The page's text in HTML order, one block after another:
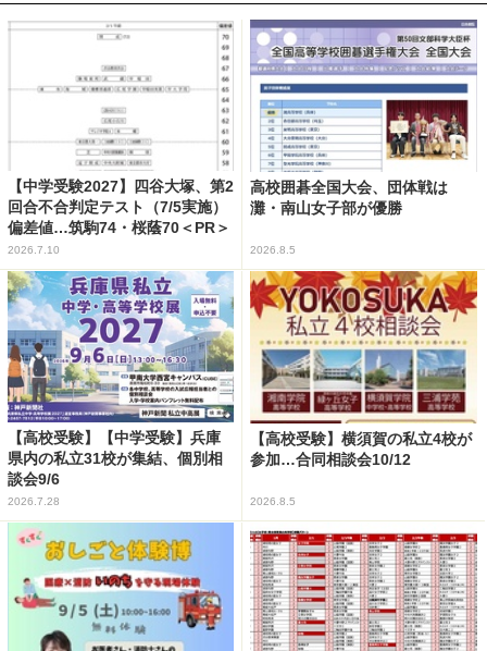
【中学受験2027】四谷大塚、第2
回合不合判定テスト（7/5実施）
偏差値…筑駒74・桜蔭70＜PR＞
2026.7.10
高校囲碁全国大会、団体戦は
灘・南山女子部が優勝
2026.8.5
【高校受験】【中学受験】兵庫
県内の私立31校が集結、個別相
談会9/6
2026.7.28
【高校受験】横須賀の私立4校が
参加…合同相談会10/12
2026.8.5